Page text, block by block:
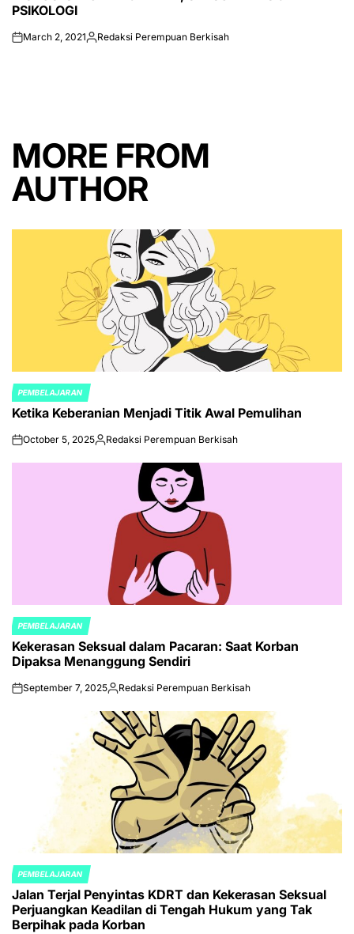
PSIKOLOGI
onMarch 2, 2021Posted
Redaksi Perempuan Berkisah
MORE FROM
AUTHOR
POSTED
IN
PEMBELAJARAN
Ketika Keberanian Menjadi Titik Awal Pemulihan
onOctober 5, 2025Posted
Redaksi Perempuan Berkisah
POSTED
IN
PEMBELAJARAN
Kekerasan Seksual dalam Pacaran: Saat Korban
Dipaksa Menanggung Sendiri
onSeptember 7, 2025Posted
Redaksi Perempuan Berkisah
POSTED
IN
PEMBELAJARAN
Jalan Terjal Penyintas KDRT dan Kekerasan Seksual
Perjuangkan Keadilan di Tengah Hukum yang Tak
Berpihak pada Korban